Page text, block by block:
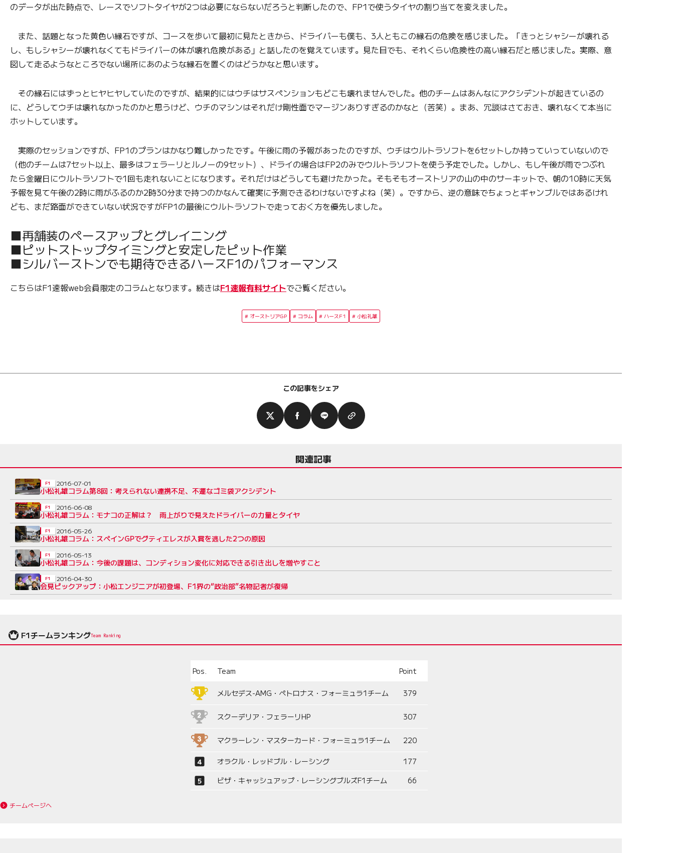
のデータが出た時点で、レースでソフトタイヤが2つは必要にならないだろうと判断したので、FP1で使うタイヤの割り当てを変えました。
また、話題となった黄色い縁石ですが、コースを歩いて最初に見たときから、ドライバーも僕も、3人ともこの縁石の危険を感じました。「きっとシャシーが壊れる
し、もしシャシーが壊れなくてもドライバーの体が壊れ危険がある」と話したのを覚えています。見た目でも、それくらい危険性の高い縁石だと感じました。実際、意
図して走るようなところでない場所にあのような縁石を置くのはどうかなと思います。
その縁石にはずっとヒヤヒヤしていたのですが、結果的にはウチはサスペンションもどこも壊れませんでした。他のチームはあんなにアクシデントが起きているの
に、どうしてウチは壊れなかったのかと思うけど、ウチのマシンはそれだけ剛性面でマージンありすぎるのかなと（苦笑）。まあ、冗談はさておき、壊れなくて本当に
ホットしています。
実際のセッションですが、FP1のプランはかなり難しかったです。午後に雨の予報があったのですが、ウチはウルトラソフトを6セットしか持っていっていないので
（他のチームは7セット以上、最多はフェラーリとルノーの9セット）、ドライの場合はFP2のみでウルトラソフトを使う予定でした。しかし、もし午後が雨でつぶれ
たら金曜日にウルトラソフトで1回も走れないことになります。それだけはどうしても避けたかった。そもそもオーストリアの山の中のサーキットで、朝の10時に天気
予報を見て午後の2時に雨がふるのか2時30分まで持つのかなんて確実に予測できるわけないですよね（笑）。ですから、逆の意味でちょっとギャンブルではあるけれ
ども、まだ路面ができていない状況ですがFP1の最後にウルトラソフトで走っておく方を優先しました。
■再舗装のペースアップとグレイニング
■ピットストップタイミングと安定したピット作業
■シルバーストンでも期待できるハースF1のパフォーマンス
こちらはF1速報web会員限定のコラムとなります。続きはF1速報有料サイトでご覧ください。
オーストリアGP コラム ハースF1 小松礼雄
この記事をシェア
関連記事
小松礼雄コラム第8回：考えられない連携不足、不運なゴミ袋アクシデント
F1 2016-07-01
小松礼雄コラム：モナコの正解は？ 雨上がりで見えたドライバーの力量とタイヤ
F1 2016-06-08
小松礼雄コラム：スペインGPでグティエレスが入賞を逃した2つの原因
F1 2016-05-26
小松礼雄コラム：今後の課題は、コンディション変化に対応できる引き出しを増やすこと
F1 2016-05-13
会見ピックアップ：小松エンジニアが初登場、F1界の“政治部”名物記者が復帰
F1 2016-04-30
F1チームランキングTeam Ranking
Pos. Team Point
メルセデス-AMG・ペトロナス・フォーミュラ1チーム 379
スクーデリア・フェラーリHP 307
マクラーレン・マスターカード・フォーミュラ1チーム 220
オラクル・レッドブル・レーシング
177
ビザ・キャッシュアップ・レーシングブルズF1チーム
66
チームページへ